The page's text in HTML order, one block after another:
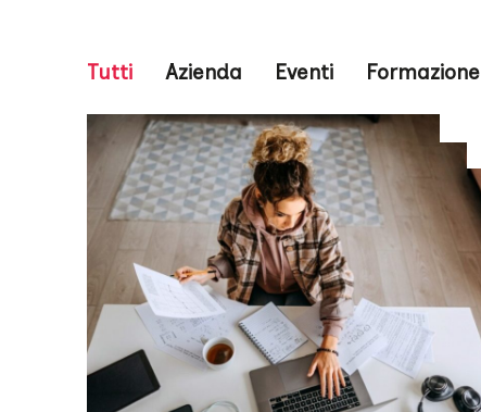
Tutti Azienda Eventi Formazione